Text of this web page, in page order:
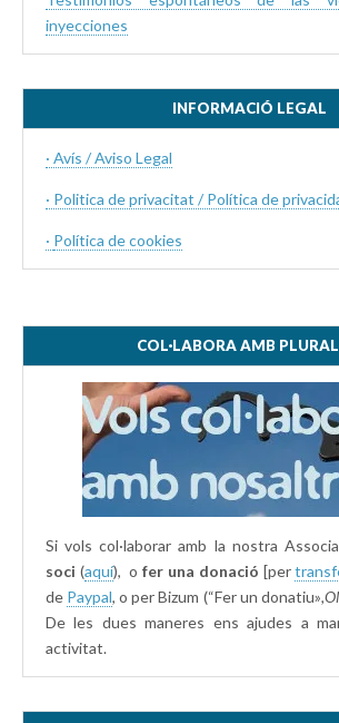
inyecciones
INFORMACIÓ LEGAL
· Avís / Aviso Legal
· Politica de privacitat / Política de
· Política de cookies
COL·LABORA AMB
Si vols col·laborar amb la nostra
soci (aquí), ofer una donació [per
de Paypal, o per Bizum (“Fer un donatiu»
De les dues maneres ens ajudes a
activitat.